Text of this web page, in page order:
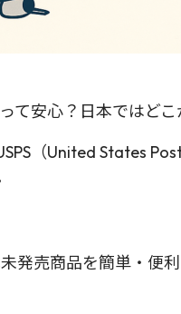
て安心？日本ではどこ
（United States
発売商品を簡単・便